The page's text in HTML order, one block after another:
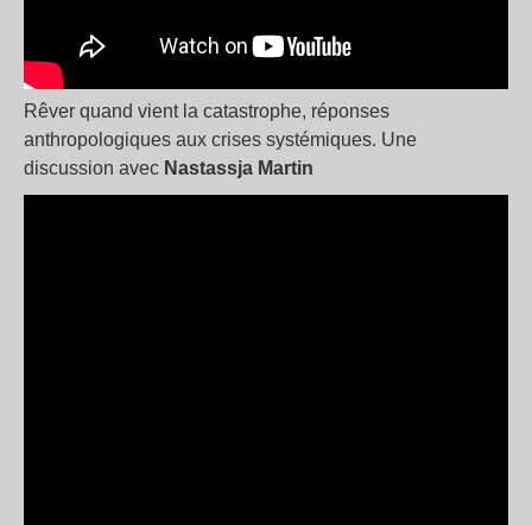
Rêver quand vient la catastrophe, réponses
anthropologiques aux crises systémiques. Une
discussion avec Nastassja Martin